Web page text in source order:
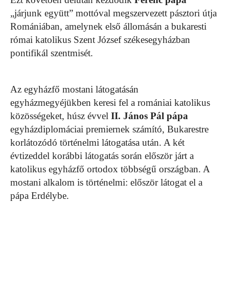
„járjunk együtt” mottóval megszervezett pásztori útja
Romániában, amelynek első állomásán a bukaresti
római katolikus Szent József székesegyházban
pontifikál szentmisét.
Az egyházfő mostani látogatásán
egyházmegyéjükben keresi fel a romániai katolikus
közösségeket, húsz évvel II. János Pál pápa
egyházdiplomáciai premiernek számító, Bukarestre
korlátozódó történelmi látogatása után. A két
évtizeddel korábbi látogatás során először járt a
katolikus egyházfő ortodox többségű országban. A
mostani alkalom is történelmi: először látogat el a
pápa Erdélybe.